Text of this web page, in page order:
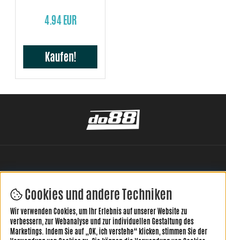
4.94 EUR
Kaufen!
HINTERLASSE DEINE BEWERTUNG HIER
Cookies und andere Techniken
Wir verwenden Cookies, um Ihr Erlebnis auf unserer Website zu
verbessern, zur Webanalyse und zur individuellen Gestaltung des
Marketings. Indem Sie auf „OK, ich verstehe“ klicken, stimmen Sie der